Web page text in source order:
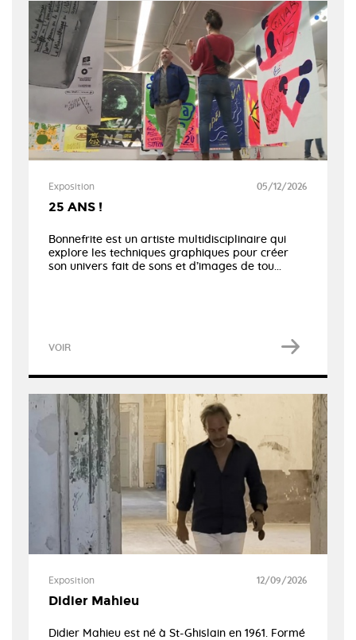
Exposition 05/12/2026
25 ANS !
Bonnefrite est un artiste multidisciplinaire qui
explore les techniques graphiques pour créer
son univers fait de sons et d’images de tou...
VOIR
Exposition 12/09/2026
Didier Mahieu
Didier Mahieu est né à St-Ghislain en 1961. Formé